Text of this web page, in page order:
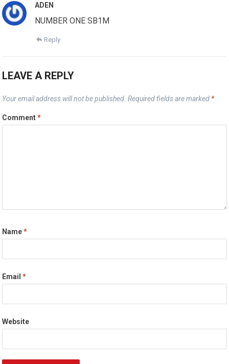
ADEN
NUMBER ONE SB1M
Reply
LEAVE A REPLY
Your email address will not be published. Required fields are marked *
Comment*
Name*
Email*
Website